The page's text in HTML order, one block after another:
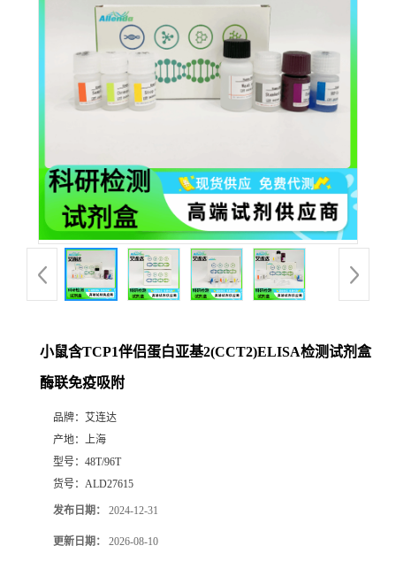
小鼠含TCP1伴侣蛋白亚基2(CCT2)ELISA检测试剂盒
酶联免疫吸附
品牌： 艾连达
产地： 上海
型号： 48T/96T
货号： ALD27615
发布日期： 2024-12-31
更新日期： 2026-08-10